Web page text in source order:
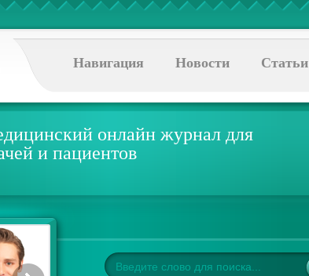
Навигация Новости Статьи
онлайн журнал для
и пациентов